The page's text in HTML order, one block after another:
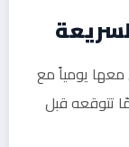
معها يومياً مع
تتوقعه قبل